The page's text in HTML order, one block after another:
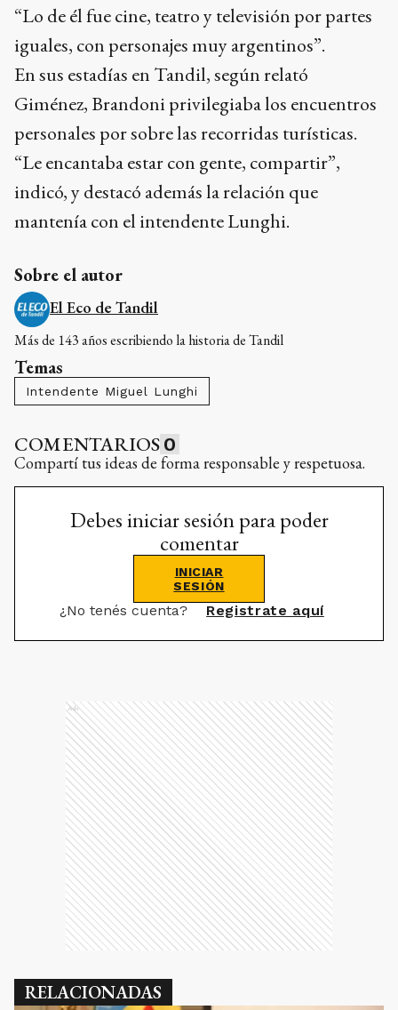
“Lo de él fue cine, teatro y televisión por partes
iguales, con personajes muy argentinos”.
En sus estadías en Tandil, según relató
Giménez, Brandoni privilegiaba los encuentros
personales por sobre las recorridas turísticas.
“Le encantaba estar con gente, compartir”,
indicó, y destacó además la relación que
mantenía con el intendente Lunghi.
Sobre el autor
El Eco de Tandil
Más de 143 años escribiendo la historia de Tandil
Temas
Intendente Miguel Lunghi
COMENTARIOS 0
Compartí tus ideas de forma responsable y respetuosa.
Debes iniciar sesión para poder
comentar
INICIAR
SESIÓN
¿No tenés cuenta? Registrate aquí
Ads
RELACIONADAS